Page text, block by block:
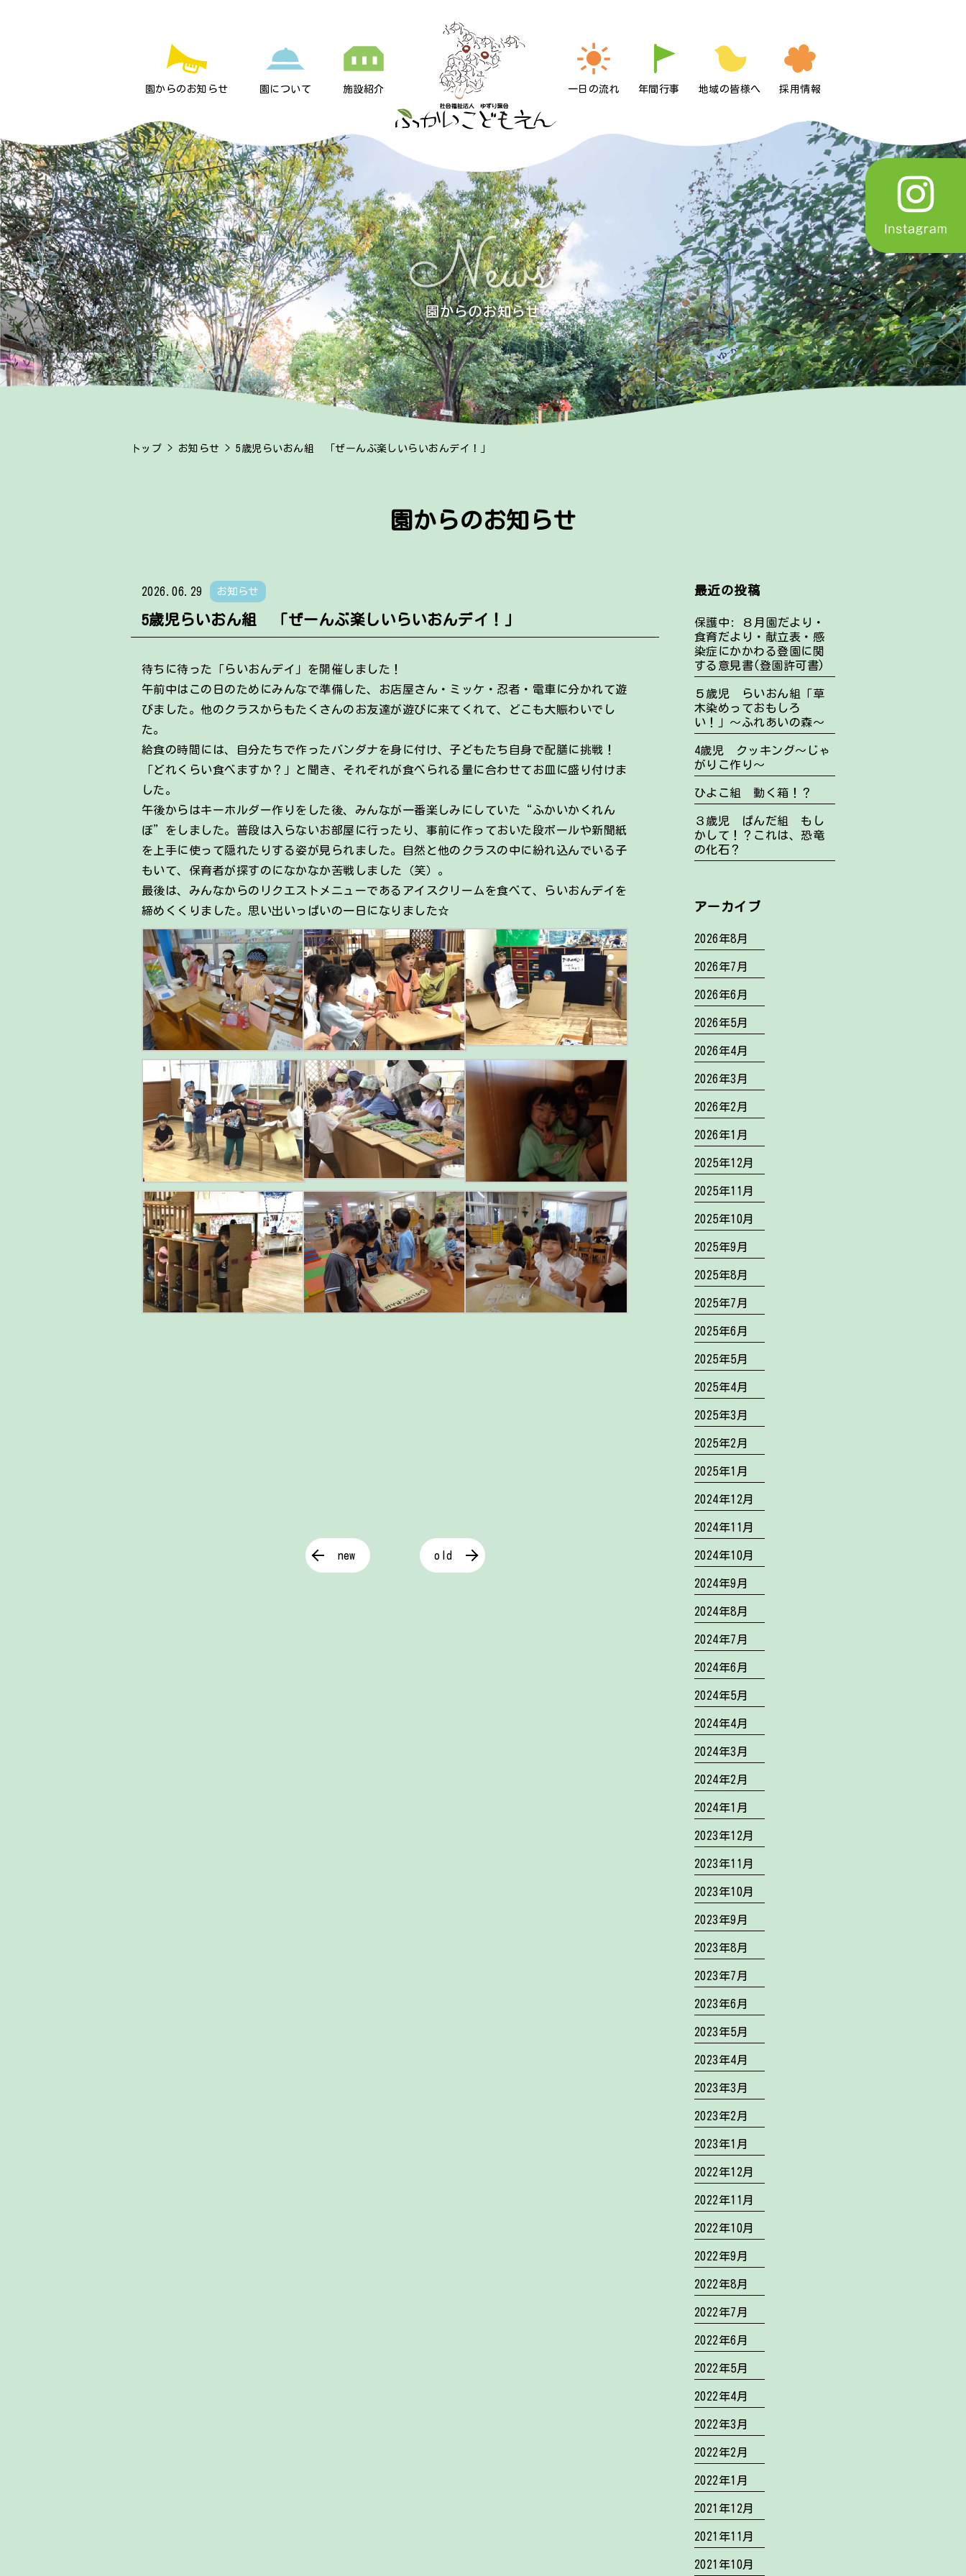
園からのお知らせ 園について 施設紹介 一日の流れ 年間行事 地域の皆様へ 採用情報
トップ > お知らせ > 5歳児らいおん組 「ぜーんぶ楽しいらいおんデイ！」
園からのお知らせ
2026.06.29 お知らせ
5歳児らいおん組 「ぜーんぶ楽しいらいおんデイ！」
待ちに待った「らいおんデイ」を開催しました！
午前中はこの日のためにみんなで準備した、お店屋さん・ミッケ・忍者・電車に分かれて遊
びました。他のクラスからもたくさんのお友達が遊びに来てくれて、どこも大賑わいでし
た。
給食の時間には、自分たちで作ったバンダナを身に付け、子どもたち自身で配膳に挑戦！
「どれくらい食べますか？」と聞き、それぞれが食べられる量に合わせてお皿に盛り付けま
した。
午後からはキーホルダー作りをした後、みんなが一番楽しみにしていた“ふかいかくれん
ぼ”をしました。普段は入らないお部屋に行ったり、事前に作っておいた段ボールや新聞紙
を上手に使って隠れたりする姿が見られました。自然と他のクラスの中に紛れ込んでいる子
もいて、保育者が探すのになかなか苦戦しました（笑）。
最後は、みんなからのリクエストメニューであるアイスクリームを食べて、らいおんデイを
締めくくりました。思い出いっぱいの一日になりました☆
new old
最近の投稿
保護中: ８月園だより・
食育だより・献立表・感
染症にかかわる登園に関
する意見書(登園許可書)
５歳児 らいおん組「草
木染めっておもしろ
い！」～ふれあいの森～
4歳児 クッキング～じゃ
がりこ作り～
ひよこ組 動く箱！？
３歳児 ぱんだ組 もし
かして！？これは、恐竜
の化石？
アーカイブ
2026年8月
2026年7月
2026年6月
2026年5月
2026年4月
2026年3月
2026年2月
2026年1月
2025年12月
2025年11月
2025年10月
2025年9月
2025年8月
2025年7月
2025年6月
2025年5月
2025年4月
2025年3月
2025年2月
2025年1月
2024年12月
2024年11月
2024年10月
2024年9月
2024年8月
2024年7月
2024年6月
2024年5月
2024年4月
2024年3月
2024年2月
2024年1月
2023年12月
2023年11月
2023年10月
2023年9月
2023年8月
2023年7月
2023年6月
2023年5月
2023年4月
2023年3月
2023年2月
2023年1月
2022年12月
2022年11月
2022年10月
2022年9月
2022年8月
2022年7月
2022年6月
2022年5月
2022年4月
2022年3月
2022年2月
2022年1月
2021年12月
2021年11月
2021年10月